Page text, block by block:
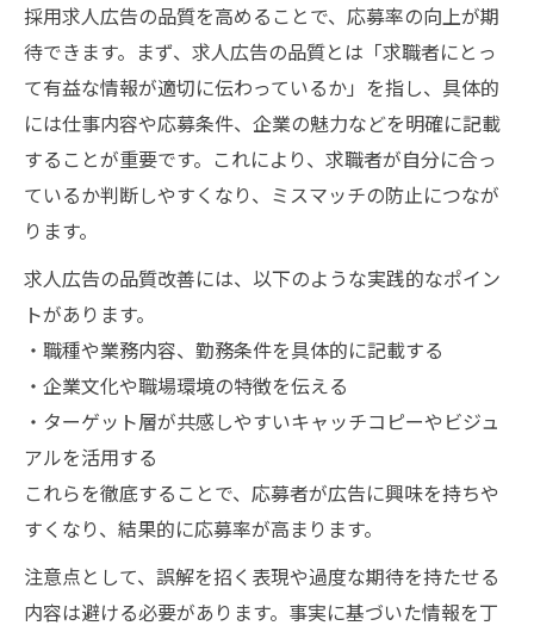
採用求人広告の品質を高めることで、応募率の向上が期
待できます。まず、求人広告の品質とは「求職者にとっ
て有益な情報が適切に伝わっているか」を指し、具体的
には仕事内容や応募条件、企業の魅力などを明確に記載
することが重要です。これにより、求職者が自分に合っ
ているか判断しやすくなり、ミスマッチの防止につなが
ります。
求人広告の品質改善には、以下のような実践的なポイン
トがあります。
・職種や業務内容、勤務条件を具体的に記載する
・企業文化や職場環境の特徴を伝える
・ターゲット層が共感しやすいキャッチコピーやビジュ
アルを活用する
これらを徹底することで、応募者が広告に興味を持ちや
すくなり、結果的に応募率が高まります。
注意点として、誤解を招く表現や過度な期待を持たせる
内容は避ける必要があります。事実に基づいた情報を丁